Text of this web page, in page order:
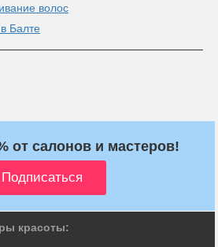
волос
Балте
от салонов и мастеров!
красоты: